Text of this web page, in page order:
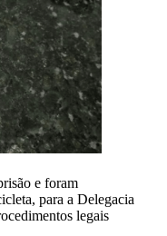
e foram
para a Delegacia
legais